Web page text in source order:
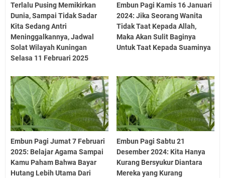
Terlalu Pusing Memikirkan
Dunia, Sampai Tidak Sadar
Kita Sedang Antri
Meninggalkannya, Jadwal
Solat Wilayah Kuningan
Selasa 11 Februari 2025
Embun Pagi Kamis 16 Januari
2024: Jika Seorang Wanita
Tidak Taat Kepada Allah,
Maka Akan Sulit Baginya
Untuk Taat Kepada Suaminya
Embun Pagi Jumat 7 Februari
2025: Belajar Agama Sampai
Kamu Paham Bahwa Bayar
Hutang Lebih Utama Dari
Embun Pagi Sabtu 21
Desember 2024: Kita Hanya
Kurang Bersyukur Diantara
Mereka yang Kurang